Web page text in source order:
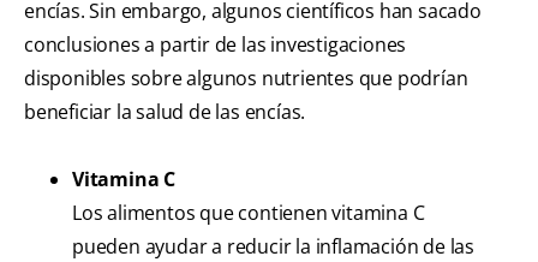
encías. Sin embargo, algunos científicos han sacado
conclusiones a partir de las investigaciones
disponibles sobre algunos nutrientes que podrían
beneficiar la salud de las encías.
Vitamina C
Los alimentos que contienen vitamina C
pueden ayudar a reducir la inflamación de las